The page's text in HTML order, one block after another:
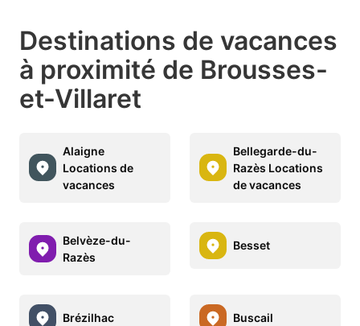
Destinations de vacances
à proximité de Brousses-
et-Villaret
Alaigne
Locations de
vacances
Bellegarde-du-
Razès Locations
de vacances
Belvèze-du-
Razès
Besset
Brézilhac Buscail